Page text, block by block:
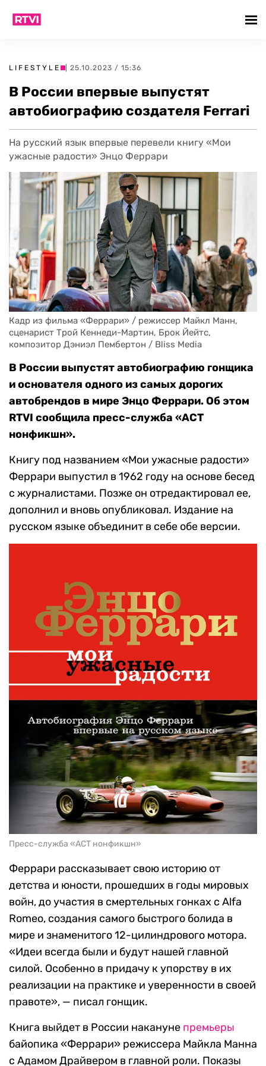
LIFESTYLE | 25.10.2023 / 15:36
В России впервые выпустят
автобиографию создателя Ferrari
На русский язык впервые перевели книгу «Мои
ужасные радости» Энцо Феррари
Кадр из фильма «Феррари» / режиссер Майкл Манн,
сценарист Трой Кеннеди-Мартин, Брок Йейтс,
композитор Дэниэл Пембертон / Bliss Media
В России выпустят автобиографию гонщика
и основателя одного из самых дорогих
автобрендов в мире Энцо Феррари. Об этом
RTVI сообщила пресс-служба «АСТ
нонфикшн».
Книгу под названием «Мои ужасные радости»
Феррари выпустил в 1962 году на основе бесед
с журналистами. Позже он отредактировал ее,
дополнил и вновь опубликовал. Издание на
русском языке объединит в себе обе версии.
Пресс-служба «АСТ нонфикшн»
Феррари рассказывает свою историю от
детства и юности, прошедших в годы мировых
войн, до участия в смертельных гонках с Alfa
Romeo, создания самого быстрого болида в
мире и знаменитого 12-цилиндрового мотора.
«Идеи всегда были и будут нашей главной
силой. Особенно в придачу к упорству в их
реализации на практике и уверенности в своей
правоте», — писал гонщик.
Книга выйдет в России накануне премьеры
байопика «Феррари» режиссера Майкла Манна
с Адамом Драйвером в главной роли. Показы